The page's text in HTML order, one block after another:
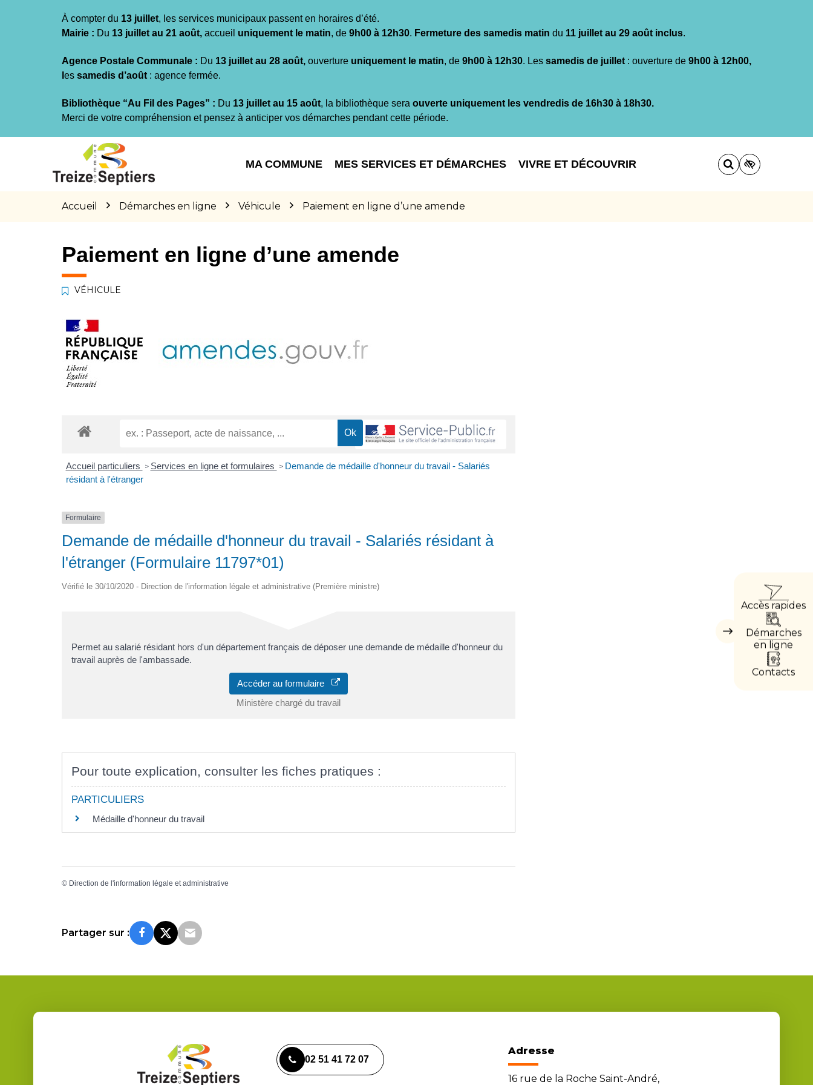
À compter du 13 juillet, les services municipaux passent en horaires d’été.
Mairie : Du 13 juillet au 21 août, accueil uniquement le matin, de 9h00 à 12h30. Fermeture des samedis matin du 11 juillet au 29 août inclus.
Agence Postale Communale : Du 13 juillet au 28 août, ouverture uniquement le matin, de 9h00 à 12h30. Les samedis de juillet : ouverture de 9h00 à 12h00,
es samedis d’août : agence fermée.
Bibliothèque “Au Fil des Pages” : Du 13 juillet au 15 août, la bibliothèque sera ouverte uniquement les vendredis de 16h30 à 18h30.
Merci de votre compréhension et pensez à anticiper vos démarches pendant cette période.
MA COMMUNE MES SERVICES ET DÉMARCHES VIVRE ET DÉCOUVRIR
Accueil Démarches en ligne Véhicule Paiement en ligne d’une amende
Masquer
Accès rapides
Démarches
en ligne
Contacts
Paiement en ligne d’une amende
VÉHICULE
Accueil particuliers > Services en ligne et formulaires > Demande de médaille d'honneur du travail - Salariés
résidant à l'étranger
Formulaire
Demande de médaille d'honneur du travail - Salariés résidant à
l'étranger (Formulaire 11797*01)
Vérifié le 30/10/2020 - Direction de l'information légale et administrative (Première ministre)
Permet au salarié résidant hors d'un département français de déposer une demande de médaille d'honneur du
travail auprès de l'ambassade.
Accéder au formulaire
Ministère chargé du travail
Pour toute explication, consulter les fiches pratiques :
PARTICULIERS
Médaille d'honneur du travail
© Direction de l'information légale et administrative
Partager sur :
02 51 41 72 07
Adresse
16 rue de la Roche Saint-André,